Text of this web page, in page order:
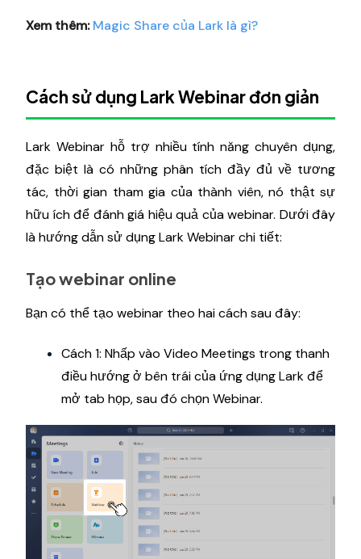
Xem thêm: Magic Share của Lark là gì?
Cách sử dụng Lark Webinar đơn giản
Lark Webinar hỗ trợ nhiều tính năng chuyên dụng,
đặc biệt là có những phân tích đầy đủ về tương
tác, thời gian tham gia của thành viên, nó thật sự
hữu ích để đánh giá hiệu quả của webinar. Dưới đây
là hướng dẫn sử dụng Lark Webinar chi tiết:
Tạo webinar online
Bạn có thể tạo webinar theo hai cách sau đây:
Cách 1: Nhấp vào Video Meetings trong thanh
điều hướng ở bên trái của ứng dụng Lark để
mở tab họp, sau đó chọn Webinar.